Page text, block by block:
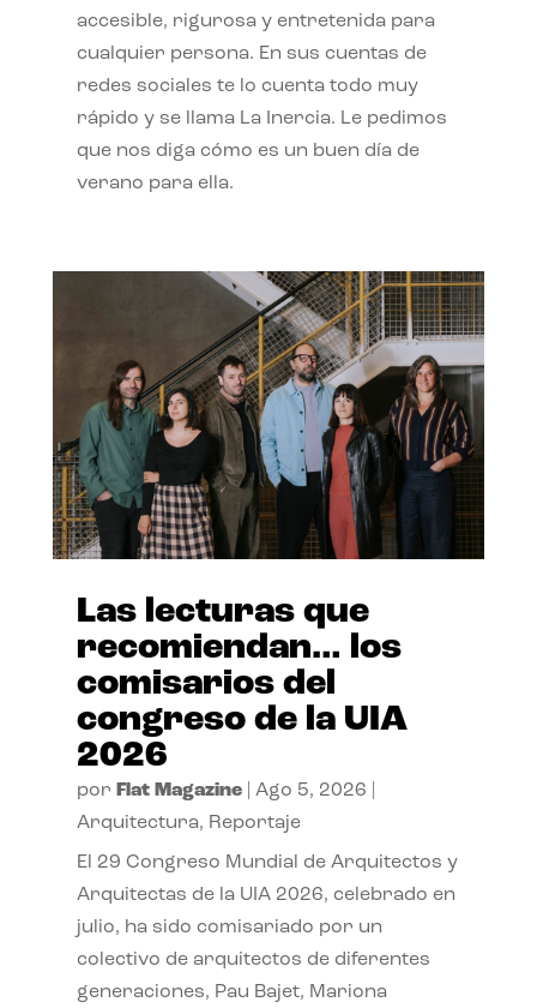
accesible, rigurosa y entretenida para
cualquier persona. En sus cuentas de
redes sociales te lo cuenta todo muy
rápido y se llama La Inercia. Le pedimos
que nos diga cómo es un buen día de
verano para ella.
Las lecturas que
recomiendan… los
comisarios del
congreso de la UIA
2026
por Flat Magazine| Ago 5, 2026
Arquitectura, Reportaje
El 29 Congreso Mundial de Arquitectos y
Arquitectas de la UIA 2026, celebrado en
julio, ha sido comisariado por un
colectivo de arquitectos de diferentes
generaciones, Pau Bajet, Mariona